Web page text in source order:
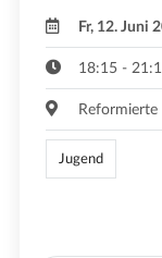
Fr, 12. Juni
18:15 -
Reformierte
Jugend